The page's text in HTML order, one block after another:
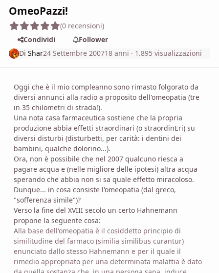
OmeoPazzi!
(0 recensioni)
Condividi
Follower
DiShar24 Settembre 200718 anni · 1.895 visualizzazioni
Oggi che è il mio compleanno sono rimasto folgorato da
diversi annunci alla radio a proposito dell'omeopatia (tre
in 35 chilometri di strada!).
Una nota casa farmaceutica sostiene che la propria
produzione abbia effetti straordinari (o straordinEri) su
diversi disturbi (disturbetti, per carità: i dentini dei
bambini, qualche dolorino...).
Ora, non è possibile che nel 2007 qualcuno riesca a
pagare acqua e (nelle migliore delle ipotesi) altra acqua
sperando che abbia non si sa quale effetto miracoloso.
Dunque... in cosa consiste l'omeopatia (dal greco,
"sofferenza simile")?
Verso la fine del XVIII secolo un certo Hahnemann
propone la seguente cosa:
Alla base dell'omeopatia è il cosiddetto principio di
similitudine del farmaco (similia similibus curantur)
enunciato dallo stesso Hahnemann e per il quale il
rimedio appropriato per una determinata malattia è dato